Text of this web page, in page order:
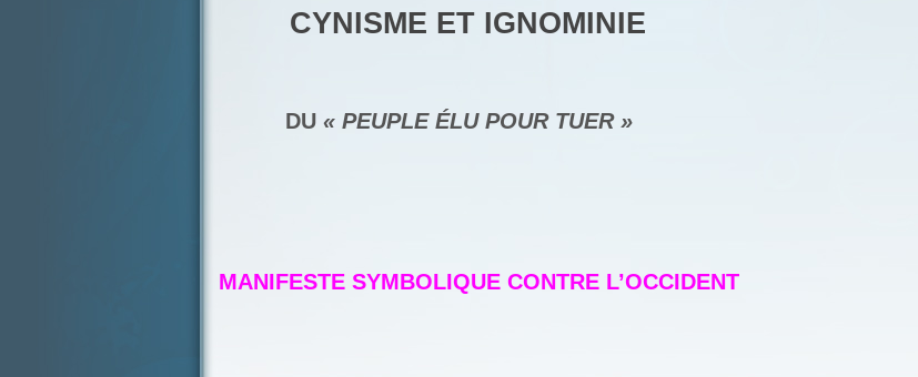
CYNISME ET IGNOMINIE
DU « PEUPLE ÉLU POUR TUER »
MANIFESTE SYMBOLIQUE CONTRE L’OCCIDENT